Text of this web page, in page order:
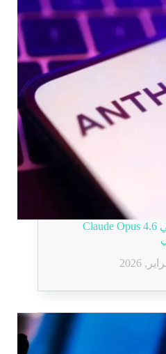
أنثروبيك تطلق Fast Mode في Claude Opus 4.6